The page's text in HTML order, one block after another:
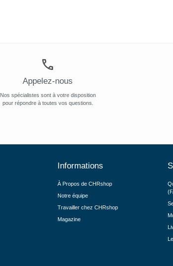
Appelez-nous
Nos spécialistes sont à votre disposition
pour répondre à toutes vos questions.
Informations
À Propos de CHRshop
Notre équipe
Travailler chez CHRshop
Magazine